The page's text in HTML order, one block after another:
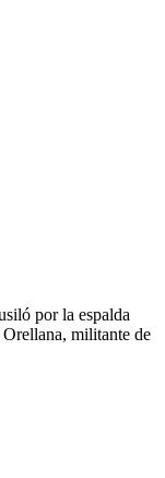
por la espalda
militante de